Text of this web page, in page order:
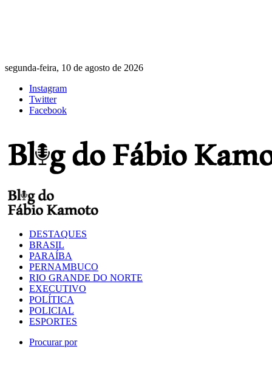
segunda-feira, 10 de agosto de 2026
Instagram
Twitter
Facebook
DESTAQUES
BRASIL
PARAÍBA
PERNAMBUCO
RIO GRANDE DO NORTE
EXECUTIVO
POLÍTICA
POLICIAL
ESPORTES
Procurar por